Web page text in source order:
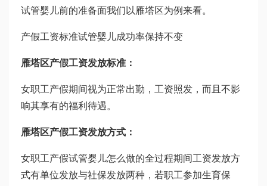
试管婴儿前的准备面我们以雁塔区为例来看。
产假工资标准试管婴儿成功率保持不变
雁塔区产假工资发放标准：
女职工产假期间视为正常出勤，工资照发，而且不影
响其享有的福利待遇。
雁塔区产假工资发放方式：
女职工产假试管婴儿怎么做的全过程期间工资发放方
式有单位发放与社保发放两种，若职工参加生育保